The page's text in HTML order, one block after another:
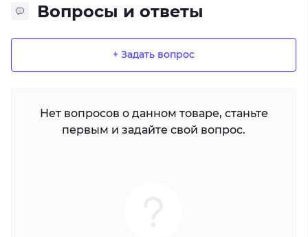
Вопросы и ответы
+ Задать вопрос
Нет вопросов о данном товаре, станьте
первым и задайте свой вопрос.